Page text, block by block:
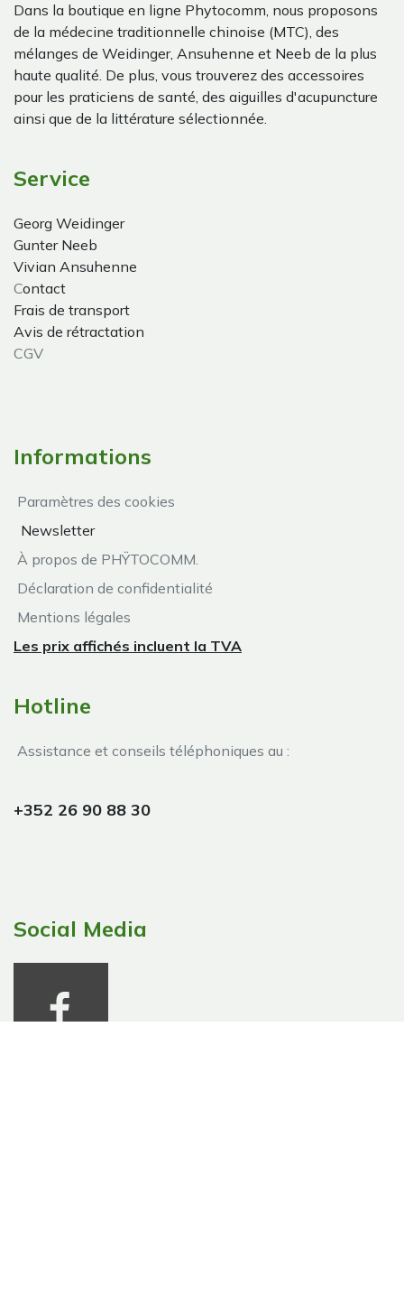
Dans la boutique en ligne Phytocomm, nous proposons
de la médecine traditionnelle chinoise (MTC), des
mélanges de Weidinger, Ansuhenne et Neeb de la plus
haute qualité. De plus, vous trouverez des accessoires
pour les praticiens de santé, des aiguilles d'acupuncture
ainsi que de la littérature sélectionnée.
Service
Georg Weidinger
Gunter Neeb
Vivian Ansuhenne
Contact
Frais de transport
Avis de rétractation
CGV
Informations
Paramètres des cookies
Newsletter
À propos de PHŸTOCOMM.
Déclaration de confidentialité
Mentions légales
Les prix affichés incluent la TVA
Hotline
Assistance et conseils téléphoniques au :
+352 26 90 88 30
Social Media